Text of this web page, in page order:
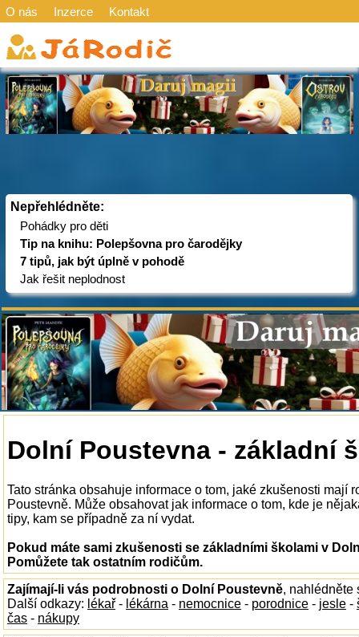
O nás Inzerce Kontakt
Nepřehlédněte:
Pohádky pro děti
Tip na knihu: Polepšovna pro čarodějky
7 tipů, jak být úplně v pohodě
Jak řešit neplodnost
Dolní Poustevna - základní
Tato stránka obsahuje informace o tom, jaké zkušenosti mají
Poustevně. Může obsahovat jak informace o tom, kde je
tipy, kam se případně za ní vydat.
Pokud máte sami zkušenosti se základními školami v
Pomůžete tak ostatním rodičům.
Zajímají-li vás podrobnosti o Dolní Poustevně, nahlédněte
Další odkazy: lékař - lékárna - nemocnice - porodnice - jesle -
čas - nákupy